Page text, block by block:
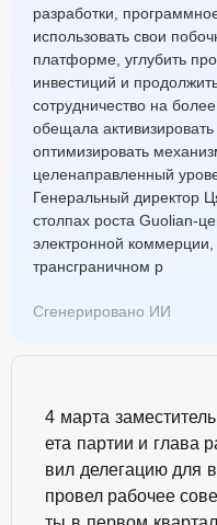
разработки,
использовать свои
платформе, углубить
инвестиций и
сотрудничество на
обещала
оптимизировать
целенаправленный
Генеральный директор
столпах роста Guolian-
электронной
трансграничном р
Сгенерировано ИИ
4 марта
ета партии и глава
вил делегацию для
провел рабочее